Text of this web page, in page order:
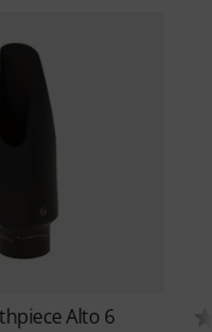
Alto 6